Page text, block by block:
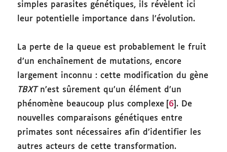
simples parasites génétiques, ils révèlent ici
leur potentielle importance dans l’évolution.
La perte de la queue est probablement le fruit
d’un enchaînement de mutations, encore
largement inconnu : cette modification du gène
TBXTn’est sûrement qu’un élément d’un
phénomène beaucoup plus complexe 6 ]. De
nouvelles comparaisons génétiques entre
primates sont nécessaires afin d’identifier les
autres acteurs de cette transformation.